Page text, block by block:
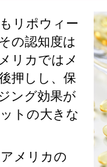
リポウィー
の認知度は
リカではメ
押しし、保
ング効果が
トの大きな
メリカの